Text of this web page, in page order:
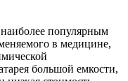
популярным
в медицине,
большой емкости,